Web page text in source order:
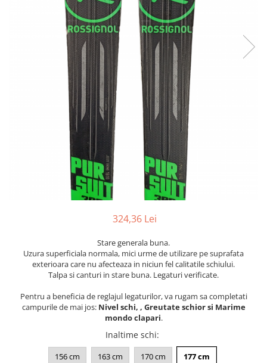
Bețe noi modele feminine
324,36 Lei
Stare generala buna.
Uzura superficiala normala, mici urme de utilizare pe suprafata
exterioara care nu afecteaza in niciun fel calitatile schiului.
Talpa si canturi in stare buna. Legaturi verificate.
Pentru a beneficia de reglajul legaturilor, va rugam sa completati
campurile de mai jos: Nivel schi, , Greutate schior si Marime
mondo clapari.
Inaltime schi:
156 cm 163 cm 170 cm 177 cm